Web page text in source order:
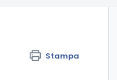
Stampa